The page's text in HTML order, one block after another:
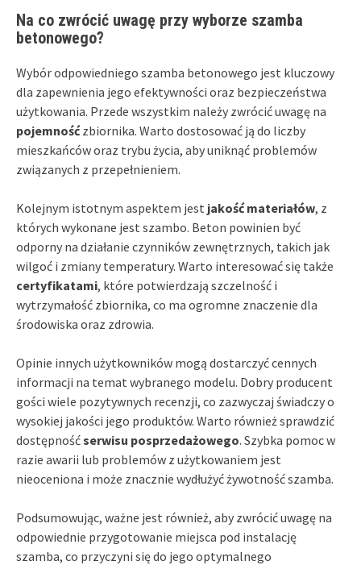
Na co zwrócić uwagę przy wyborze szamba
betonowego?
Wybór odpowiedniego szamba betonowego jest kluczowy
dla zapewnienia jego efektywności oraz bezpieczeństwa
użytkowania. Przede wszystkim należy zwrócić uwagę na
pojemnośćzbiornika. Warto dostosować ją do liczby
mieszkańców oraz trybu życia, aby uniknąć problemów
związanych z przepełnieniem.
Kolejnym istotnym aspektem jest jakość materiałów, z
których wykonane jest szambo. Beton powinien być
odporny na działanie czynników zewnętrznych, takich jak
wilgoć i zmiany temperatury. Warto interesować się także
certyfikatami, które potwierdzają szczelność i
wytrzymałość zbiornika, co ma ogromne znaczenie dla
środowiska oraz zdrowia.
Opinie innych użytkowników mogą dostarczyć cennych
informacji na temat wybranego modelu. Dobry producent
gości wiele pozytywnych recenzji, co zazwyczaj świadczy o
wysokiej jakości jego produktów. Warto również sprawdzić
dostępnośćserwisu posprzedażowego. Szybka pomoc w
razie awarii lub problemów z użytkowaniem jest
nieoceniona i może znacznie wydłużyć żywotność szamba.
Podsumowując, ważne jest również, aby zwrócić uwagę na
odpowiednie przygotowanie miejsca pod instalację
szamba, co przyczyni się do jego optymalnego